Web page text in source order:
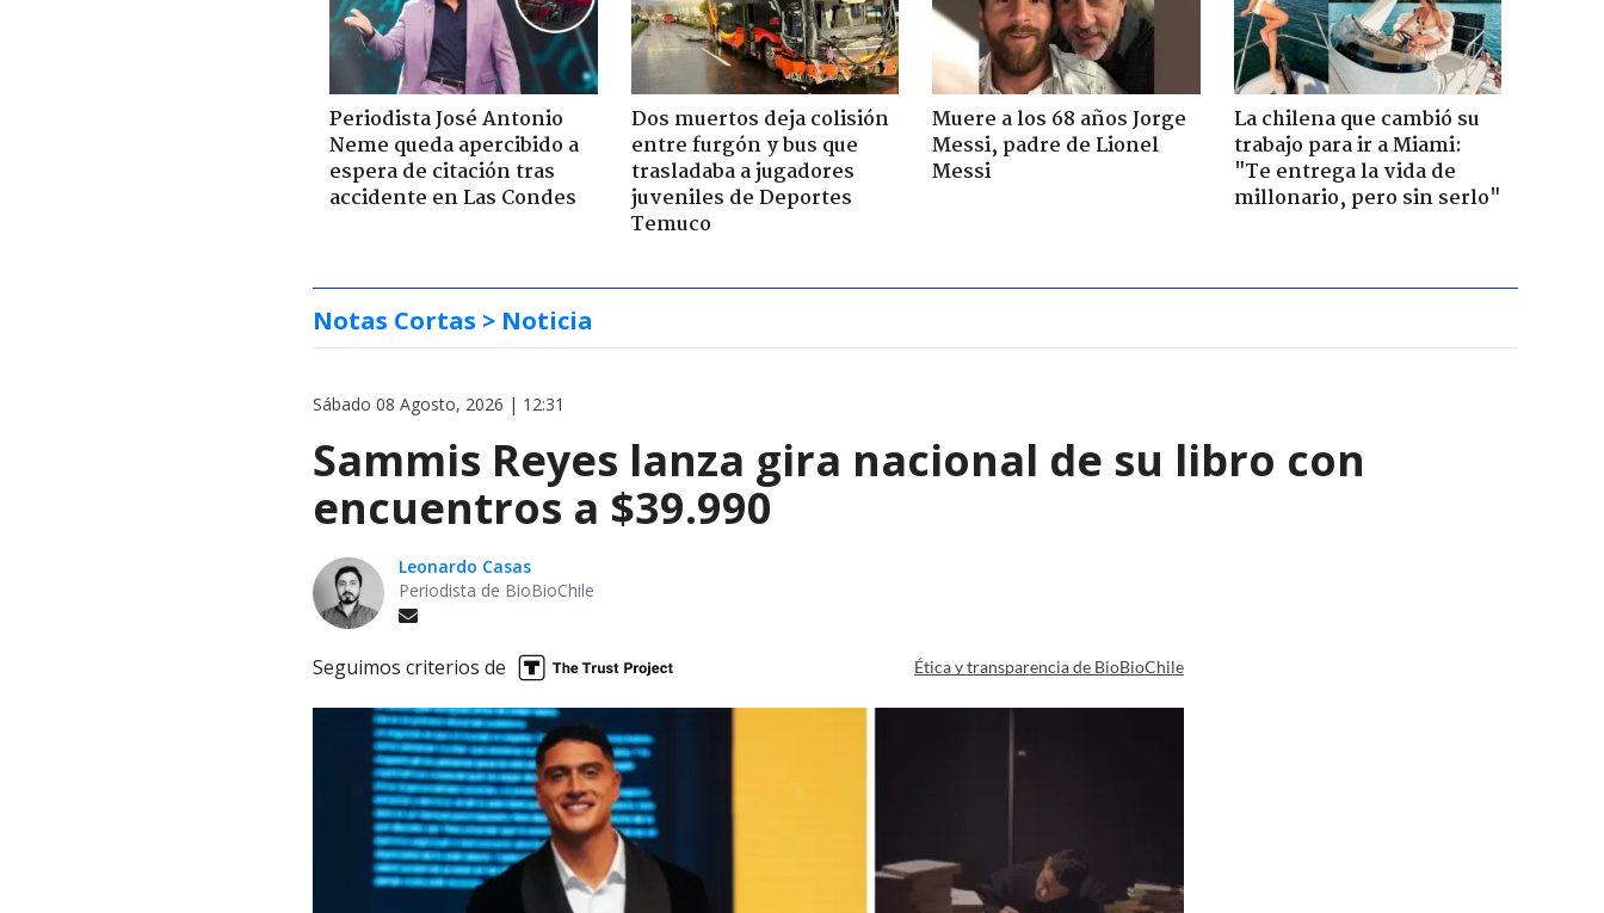
Periodista José Antonio
Neme queda apercibido a
espera de citación tras
accidente en Las Condes
Dos muertos deja colisión
entre furgón y bus que
trasladaba a jugadores
juveniles de Deportes
Temuco
Muere a los 68 años Jorge
Messi, padre de Lionel
Messi
La chilena que cambió su
trabajo para ir a Miami:
"Te entrega la vida de
millonario, pero sin serlo"
Notas Cortas > Noticia
Sábado 08 Agosto, 2026 | 12:31
Sammis Reyes lanza gira nacional de su libro con
encuentros a $39.990
Leonardo Casas
Periodista de BioBioChile
Seguimos criterios de Ética y transparencia de BioBioChile